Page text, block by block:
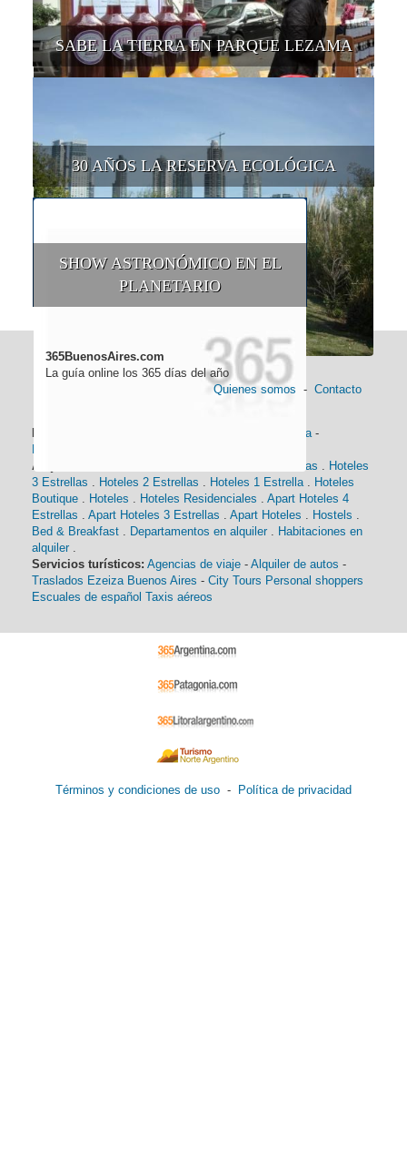
SABE LA TIERRA EN PARQUE LEZAMA
30 AÑOS LA RESERVA ECOLÓGICA
SHOW ASTRONÓMICO EN EL
PLANETARIO
365BuenosAires.com
La guía online los 365 días del año
Quienes somos - Contacto
Historia-
Alojamiento:
Hoteles 4 Estrellas . Hoteles
3 Estrellas . Hoteles 2 Estrellas . Hoteles 1 Estrella. Hoteles
Boutique . Hoteles . Hoteles Residenciales . Apart Hoteles 4
Estrellas . Apart Hoteles 3 Estrellas . Apart Hoteles . Hostels .
Bed & Breakfast . Departamentos en alquiler . Habitaciones en
alquiler .
Servicios turísticos: Agencias de viaje - Alquiler de autos -
Traslados Ezeiza Buenos Aires - City Tours Personal shoppers
Escuales de español Taxis aéreos
Términos y condiciones de uso - Política de privacidad